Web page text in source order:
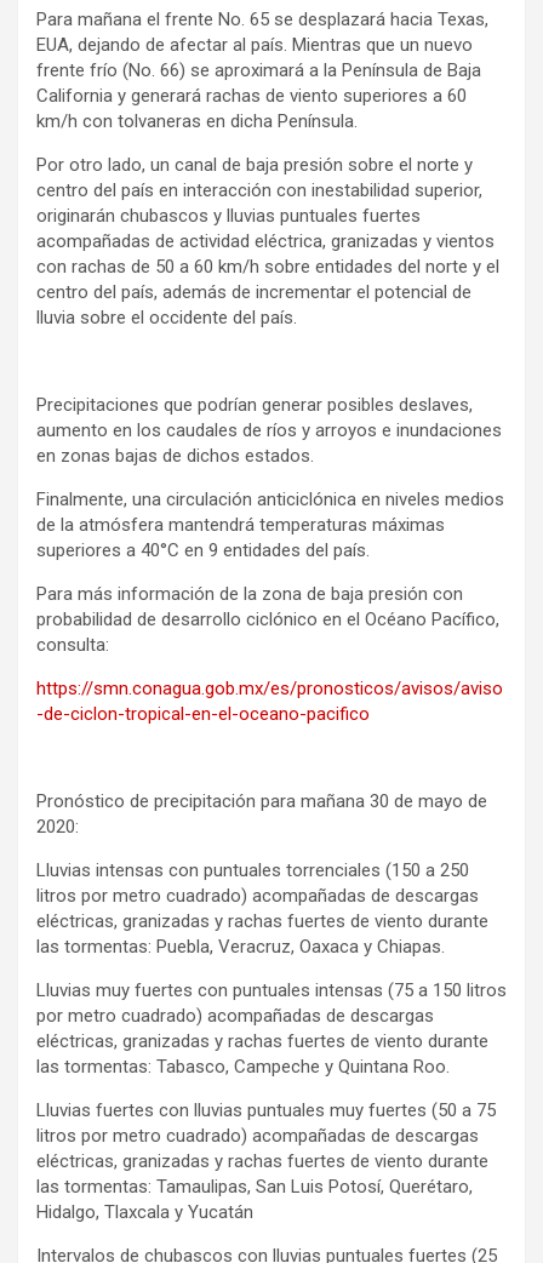
Para mañana el frente No. 65 se desplazará hacia Texas,
EUA, dejando de afectar al país. Mientras que un nuevo
frente frío (No. 66) se aproximará a la Península de Baja
California y generará rachas de viento superiores a 60
km/h con tolvaneras en dicha Península.
Por otro lado, un canal de baja presión sobre el norte y
centro del país en interacción con inestabilidad superior,
originarán chubascos y lluvias puntuales fuertes
acompañadas de actividad eléctrica, granizadas y vientos
con rachas de 50 a 60 km/h sobre entidades del norte y el
centro del país, además de incrementar el potencial de
lluvia sobre el occidente del país.
Precipitaciones que podrían generar posibles deslaves,
aumento en los caudales de ríos y arroyos e inundaciones
en zonas bajas de dichos estados.
Finalmente, una circulación anticiclónica en niveles medios
de la atmósfera mantendrá temperaturas máximas
superiores a 40°C en 9 entidades del país.
Para más información de la zona de baja presión con
probabilidad de desarrollo ciclónico en el Océano Pacífico,
consulta:
https://smn.conagua.gob.mx/es/pronosticos/avisos/aviso
-de-ciclon-tropical-en-el-oceano-pacifico
Pronóstico de precipitación para mañana 30 de mayo de
2020:
Lluvias intensas con puntuales torrenciales (150 a 250
litros por metro cuadrado) acompañadas de descargas
eléctricas, granizadas y rachas fuertes de viento durante
las tormentas: Puebla, Veracruz, Oaxaca y Chiapas.
Lluvias muy fuertes con puntuales intensas (75 a 150 litros
por metro cuadrado) acompañadas de descargas
eléctricas, granizadas y rachas fuertes de viento durante
las tormentas: Tabasco, Campeche y Quintana Roo.
Lluvias fuertes con lluvias puntuales muy fuertes (50 a 75
litros por metro cuadrado) acompañadas de descargas
eléctricas, granizadas y rachas fuertes de viento durante
las tormentas: Tamaulipas, San Luis Potosí, Querétaro,
Hidalgo, Tlaxcala y Yucatán
Intervalos de chubascos con lluvias puntuales fuertes (25